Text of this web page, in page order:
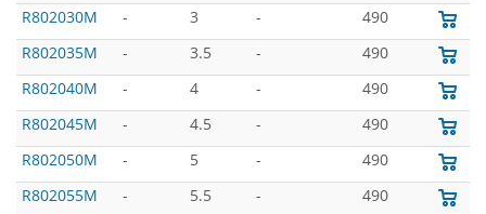
R802030M
- 3 -
490
R802035M
- 3.5 -
490
R802040M
- 4 -
490
R802045M
- 4.5 -
490
R802050M
- 5 -
490
R802055M
- 5.5 -
490